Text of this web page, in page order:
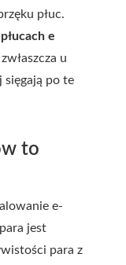
płuc.
e
u
sięgają po te
to
e-
jest
para z